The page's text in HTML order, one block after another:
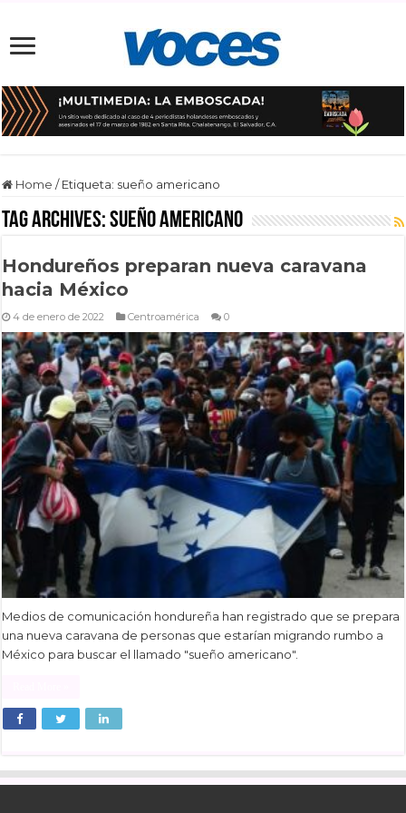
Home / Etiqueta: sueño americano
Tag Archives:sueño americano
Hondureños preparan nueva caravana
hacia México
4 de enero de 2022 Centroamérica 0
Medios de comunicación hondureña han registrado que se prepara
una nueva caravana de personas que estarían migrando rumbo a
México para buscar el llamado "sueño americano".